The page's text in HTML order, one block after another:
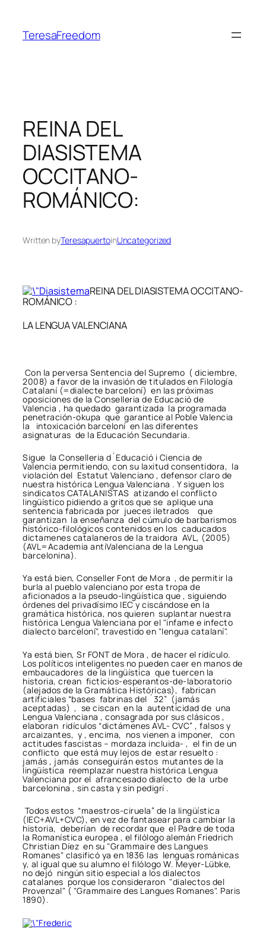
content
TeresaFreedom
REINA DEL
DIASISTEMA
OCCITANO-
ROMÁNICO:
Written byTeresapuertoinUncategorized
REINA DEL DIASISTEMA OCCITANO-
ROMÁNICO :
LA LENGUA VALENCIANA
Con la perversa Sentencia del Supremo ( diciembre,
2008) a favor de la invasión de titulados en Filología
Catalaní (=dialecte barceloní) en las próximas
oposiciones de la Conselleria de Educació de
Valencia , ha quedado garantizada la programada
penetración-okupa que garantice al Poble Valencia
la intoxicación barceloní en las diferentes
asignaturas de la Educación Secundaria.
Sigue la Conselleria d´Educació i Ciencia de
Valencia permitiendo, con su laxitud consentidora, la
violación del Estatut Valenciano , defensor claro de
nuestra histórica Lengua Valenciana . Y siguen los
sindicatos CATALANISTAS atizando el conflicto
lingüístico pidiendo a gritos que se aplique una
sentencia fabricada por jueces iletrados que
garantizan la enseñanza del cúmulo de barbarismos
histórico-filológicos contenidos en los caducados
dictamenes catalaneros de la traidora AVL, (2005)
(AVL=Academia antiValenciana de la Lengua
barcelonina).
Ya está bien, Conseller Font de Mora , de permitir la
burla al pueblo valenciano por esta tropa de
aficionados a la pseudo-lingüística que , siguiendo
órdenes del privadísimo IEC y ciscándose en la
gramática histórica, nos quieren suplantar nuestra
histórica Lengua Valenciana por el "infame e infecto
dialecto barceloní", travestido en "lengua catalaní".
Ya está bien, Sr FONT de Mora , de hacer el ridículo.
Los políticos inteligentes no pueden caer en manos de
embaucadores de la lingüística que tuercen la
historia, crean ficticios-esperantos-de-laboratorio
(alejados de la Gramática Históricas), fabrican
artificiales “bases fabrinas del ´32” (jamás
aceptadas) , se ciscan en la autenticidad de una
Lengua Valenciana , consagrada por sus clásicos ,
elaboran ridículos “dictámenes AVL- CVC” , falsos y
arcaizantes, y , encima, nos vienen a imponer, con
actitudes fascistas – mordaza incluida- , el fin de un
conflicto que está muy lejos de estar resuelto :
jamás , jamás conseguirán estos mutantes de la
lingüística reemplazar nuestra histórica Lengua
Valenciana por el afrancesado dialecto de la urbe
barcelonina , sin casta y sin pedigrí .
Todos estos “maestros-ciruela” de la lingüística
(IEC+AVL+CVC), en vez de fantasear para cambiar la
historia, deberían de recordar que el Padre de toda
la Romanística europea , el filólogo alemán Friedrich
Christian Díez en su "Grammaire des Langues
Romanes" clasificó ya en 1836 las lenguas románicas
y, al igual que su alumno el filólogo W. Meyer-Lübke,
no dejó ningún sitio especial a los dialectos
catalanes porque los consideraron "dialectos del
Provenzal" ( "Grammaire des Langues Romanes". Paris
1890).